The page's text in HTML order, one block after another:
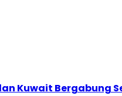
Kuwait Bergabung